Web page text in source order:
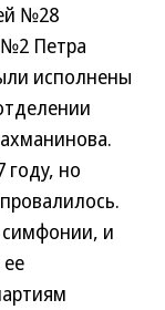
№28
Петра
исполнены
году, но
и